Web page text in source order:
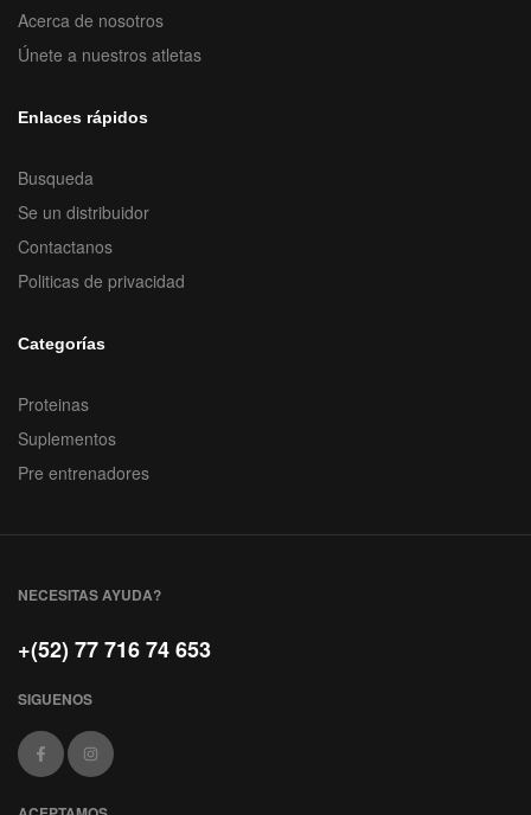
Acerca de nosotros
Únete a nuestros atletas
Enlaces rápidos
Busqueda
Se un distribuidor
Contactanos
Politicas de privacidad
Categorías
Proteinas
Suplementos
Pre entrenadores
NECESITAS AYUDA?
+(52) 77 716 74 653
SIGUENOS